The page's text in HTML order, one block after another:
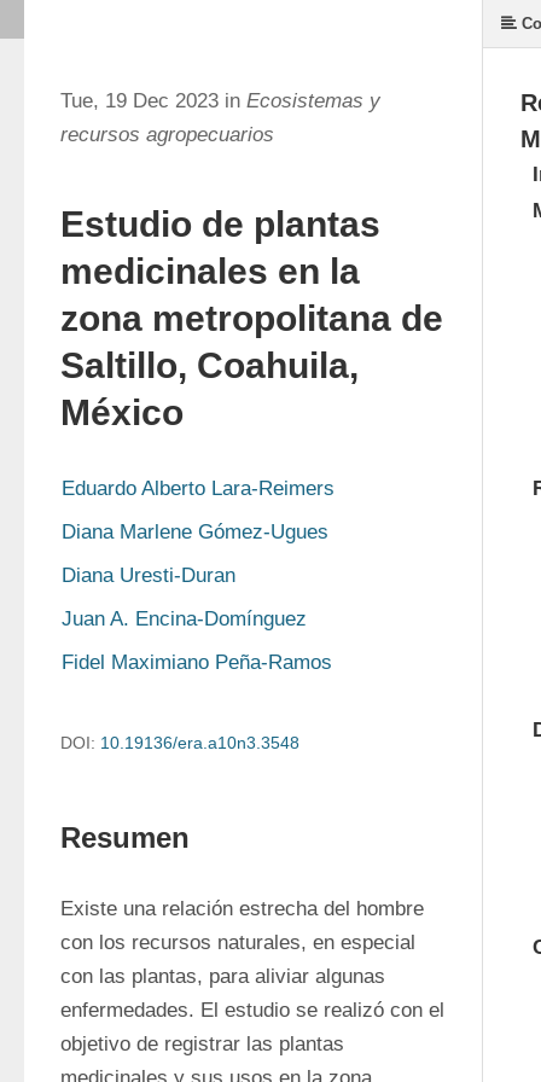
Tue, 19 Dec 2023 in Ecosistemas y
recursos agropecuarios
Estudio de plantas
medicinales en la
zona metropolitana de
Saltillo, Coahuila,
México
Eduardo Alberto Lara-Reimers
Diana Marlene Gómez-Ugues
Diana Uresti-Duran
Juan A. Encina-Domínguez
Fidel Maximiano Peña-Ramos
DOI: 10.19136/era.a10n3.3548
Resumen
Existe una relación estrecha del hombre
con los recursos naturales, en especial
con las plantas, para aliviar algunas
enfermedades. El estudio se realizó con el
objetivo de registrar las plantas